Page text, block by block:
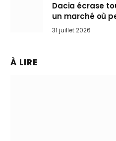
Dacia écrase
un marché où
31 juillet 2026
À LIRE